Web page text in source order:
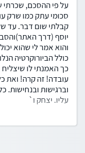
על פי ההסכם, שכרתי
סכומי עתק כמו שרק
קבלתי שום דבר. עד
יוסף (דרך
והוא אמר לי שהוא
כולל הביורוקרטיה
כך האמנתי לו
עובדה! זה קרה! ואת
וברגישות ובנחישות.
עליו. יצחק ו`